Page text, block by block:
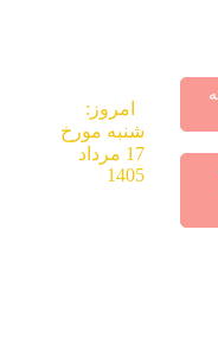
امروز:
شنبه مورخ
17 مرداد
1405